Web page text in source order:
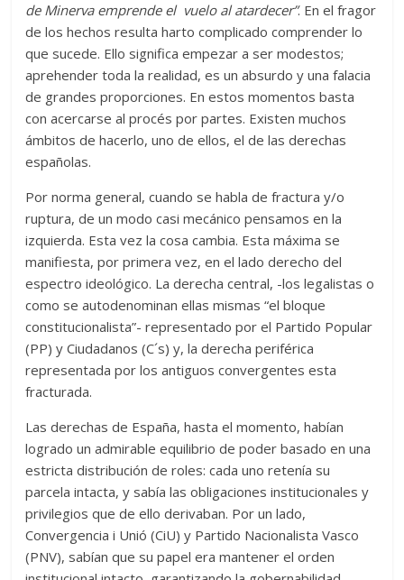
de Minerva emprende el vuelo al atardecer”. En el fragor
de los hechos resulta harto complicado comprender lo
que sucede. Ello significa empezar a ser modestos;
aprehender toda la realidad, es un absurdo y una falacia
de grandes proporciones. En estos momentos basta
con acercarse al procés por partes. Existen muchos
ámbitos de hacerlo, uno de ellos, el de las derechas
españolas.
Por norma general, cuando se habla de fractura y/o
ruptura, de un modo casi mecánico pensamos en la
izquierda. Esta vez la cosa cambia. Esta máxima se
manifiesta, por primera vez, en el lado derecho del
espectro ideológico. La derecha central, -los legalistas o
como se autodenominan ellas mismas “el bloque
constitucionalista”- representado por el Partido Popular
(PP) y Ciudadanos (C´s) y, la derecha periférica
representada por los antiguos convergentes esta
fracturada.
Las derechas de España, hasta el momento, habían
logrado un admirable equilibrio de poder basado en una
estricta distribución de roles: cada uno retenía su
parcela intacta, y sabía las obligaciones institucionales y
privilegios que de ello derivaban. Por un lado,
Convergencia i Unió (CiU) y Partido Nacionalista Vasco
(PNV), sabían que su papel era mantener el orden